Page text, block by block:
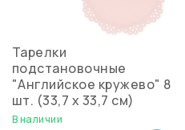
Тарелки
подстановочные
"Английское кружево" 8
шт. (33,7 х 33,7 см)
В наличии